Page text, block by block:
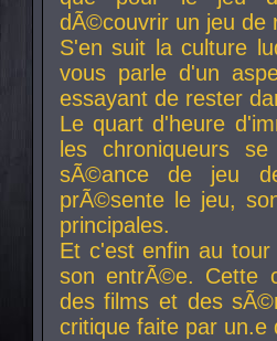
dÃ©couvrir un jeu de
S'en suit la culture
vous parle d'un
essayant de rester
Le quart d'heure
les chroniqueurs
sÃ©ance de jeu
prÃ©sente le jeu,
principales.
Et c'est enfin au
son entrÃ©e. Cette
des films et des
critique faite par